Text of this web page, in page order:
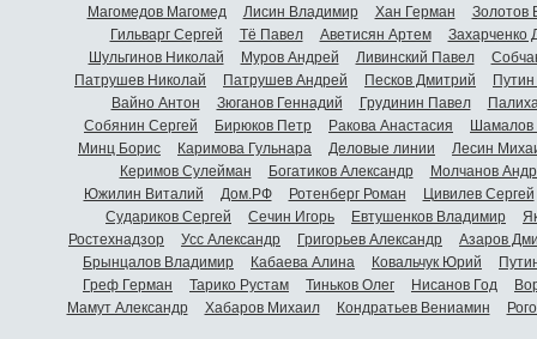
Магомедов Магомед
Лисин Владимир Хан Герман
Золотов
Гильварг Сергей
Тё Павел Аветисян Артем
Захарченко
Шульгинов Николай
Муров Андрей Ливинский Павел
Патрушев Николай
Патрушев Андрей Песков Дмитрий
Вайно Антон
Зюганов Геннадий Грудинин Павел
Собянин Сергей
Бирюков Петр Ракова Анастасия
Шамалов
Минц Борис
Каримова Гульнара Деловые линии
Лесин
Керимов Сулейман
Богатиков Александр
Молчанов
Южилин Виталий
Дом.РФ Ротенберг Роман
Цивилев Сергей
Судариков Сергей
Сечин Игорь Евтушенков Владимир
Ростехнадзор
Усс Александр Григорьев Александр
Азаров
Брынцалов Владимир
Кабаева Алина Ковальчук Юрий
Греф Герман
Тарико Рустам Тиньков Олег Нисанов Год
Мамут Александр
Хабаров Михаил Кондратьев Вениамин